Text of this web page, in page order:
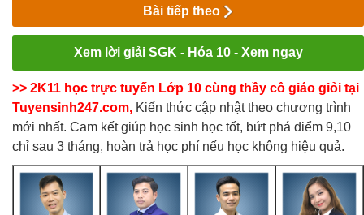
Bài tiếp theo
Xem lời giải SGK - Hóa 10 - Xem ngay
>> 2K11 học trực tuyến Lớp 10 cùng thầy cô giáo giỏi tại
Tuyensinh247.com, Kiến thức cập nhật theo chương trình
mới nhất. Cam kết giúp học sinh học tốt, bứt phá điểm 9,10
chỉ sau 3 tháng, hoàn trả học phí nếu học không hiệu quả.